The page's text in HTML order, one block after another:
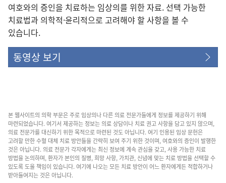
여호와의 증인을 치료하는 임상의를 위한 자료. 선택 가능한
치료법과 의학적·윤리적으로 고려해야 할 사항을 볼 수
있습니다.
동영상 보기
본 웹사이트의 의학 부문은 주로 임상의나 다른 의료 전문가들에게 정보를 제공하기 위해
마련되었습니다. 여기서 제공하는 정보는 의료 상담이나 치료 권고 사항을 담고 있지 않으며,
의료 전문가를 대신하기 위한 목적으로 마련된 것도 아닙니다. 여기 인용된 임상 문헌은
고려할 만한 수혈 대체 치료 방안들을 간략히 보여 주기 위한 것이며, 여호와의 증인이 발행한
것은 아닙니다. 의료 전문가 각자에게는 최신 정보에 계속 관심을 갖고, 사용 가능한 치료
방법을 논의하며, 환자가 본인의 질병, 희망 사항, 가치관, 신념에 맞는 치료 방법을 선택할 수
있도록 도울 책임이 있습니다. 여기에 나오는 모든 치료 방안이 어느 환자에게든 적합하거나
받아들여지는 것은 아닙니다.